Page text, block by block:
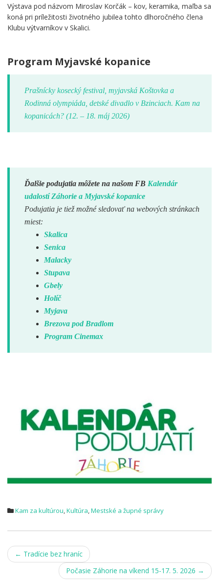
Výstava pod názvom Miroslav Korčák – kov, keramika, maľba sa
koná pri príležitosti životného jubilea tohto dlhoročného člena
Klubu výtvarníkov v Skalici.
Program Myjavské kopanice
Prašnícky kosecký festival, myjavská Koštovka a
Rodinná olympiáda, detské divadlo v Bzinciach. Kam na
kopanicách? (12. – 18. máj 2026)
Ďalšie podujatia môžete na našom FB Kalendár
udalostí Záhorie a Myjavské kopanice
Podujatia je tiež možné sledovať na webových stránkach
miest:
Skalica
Senica
Malacky
Stupava
Gbely
Holíč
Myjava
Brezova pod Bradlom
Program Cinemax
Kam za kultúrou,Kultúra,Mestské a župné správy
Post
navigation
← Tradície bez hraníc
Počasie Záhorie na víkend 15-17. 5. 2026 →